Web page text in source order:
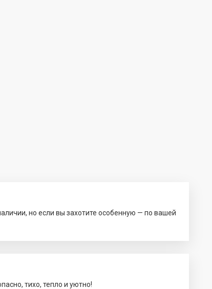
но если вы захотите особенную — по вашей
тихо, тепло и уютно!